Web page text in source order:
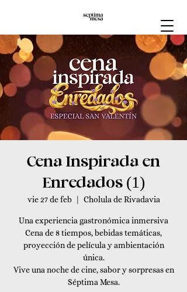
Cena Inspirada en
Enredados (1)
vie 27 de feb
  |
Cholula de Rivadavia
Una experiencia gastronómica inmersiva
Cena de 8 tiempos, bebidas temáticas,
proyección de película y ambientación
única.
Vive una noche de cine, sabor y sorpresas en
Séptima Mesa.